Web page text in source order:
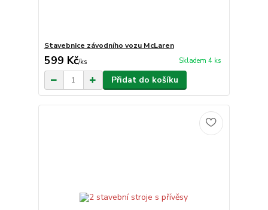
Stavebnice závodního vozu McLaren
599 Kč/ks Skladem 4 ks
Přidat do košíku